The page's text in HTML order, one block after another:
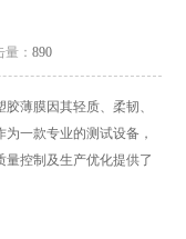
： 890
薄膜因其轻质、柔韧、
为一款专业的测试设备，
控制及生产优化提供了